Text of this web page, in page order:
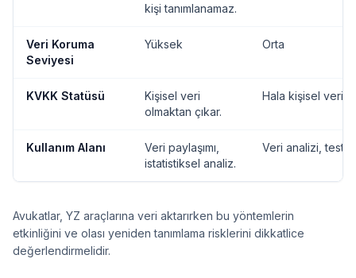
kişi tanımlanamaz.
Veri Koruma
Seviyesi
Yüksek Orta
KVKK Statüsü
Kişisel veri
olmaktan çıkar.
Hala kişisel veri
Kullanım Alanı
Veri paylaşımı,
istatistiksel analiz.
Veri analizi, test
Avukatlar, YZ araçlarına veri aktarırken bu yöntemlerin
etkinliğini ve olası yeniden tanımlama risklerini dikkatlice
değerlendirmelidir.